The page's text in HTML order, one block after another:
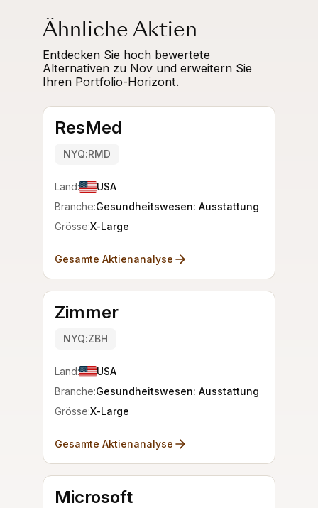
Ähnliche Aktien
Entdecken Sie hoch bewertete
Alternativen zu Nov und erweitern Sie
Ihren Portfolio-Horizont.
ResMed
NYQ:RMD
Land:
USA
Branche:Gesundheitswesen: Ausstattung
Grösse:X-Large
Gesamte Aktienanalyse
Zimmer
NYQ:ZBH
Land:
USA
Branche:Gesundheitswesen: Ausstattung
Grösse:X-Large
Gesamte Aktienanalyse
Microsoft